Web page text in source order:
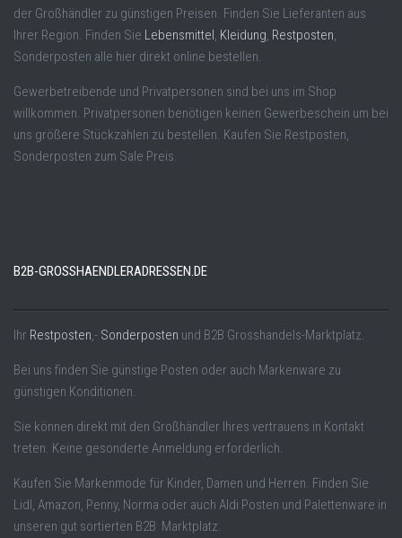
der Großhändler zu günstigen Preisen. Finden Sie Lieferanten aus
Ihrer Region. Finden Sie Lebensmittel Kleidung Restposten
Sonderposten alle hier direkt online bestellen.
Gewerbetreibende und Privatpersonen sind bei uns im Shop
willkommen. Privatpersonen benötigen keinen Gewerbeschein um bei
uns größere Stückzahlen zu bestellen. Kaufen Sie Restposten,
Sonderposten zum Sale Preis.
B2B-GROSSHAENDLERADRESSEN.DE
Ihr Restposten ,- Sonderposten und B2B Grosshandels-Marktplatz.
Bei uns finden Sie günstige Posten oder auch Markenware zu
günstigen Konditionen.
Sie können direkt mit den Großhändler Ihres vertrauens in Kontakt
treten. Keine gesonderte Anmeldung erforderlich.
Kaufen Sie Markenmode für Kinder, Damen und Herren. Finden Sie
Lidl, Amazon, Penny, Norma oder auch Aldi Posten und Palettenware in
unseren gut sortierten B2B Marktplatz.